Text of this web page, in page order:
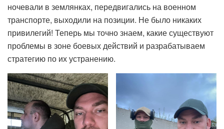
ночевали в землянках, передвигались на военном
транспорте, выходили на позиции. Не было никаких
привилегий! Теперь мы точно знаем, какие существуют
проблемы в зоне боевых действий и разрабатываем
стратегию по их устранению.